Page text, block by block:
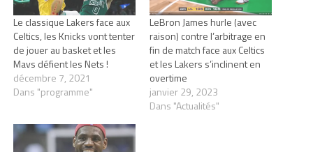
Le classique Lakers face aux
Celtics, les Knicks vont tenter
de jouer au basket et les
Mavs défient les Nets !
décembre 7, 2021
Dans "programme"
LeBron James hurle (avec
raison) contre l’arbitrage en
fin de match face aux Celtics
et les Lakers s’inclinent en
overtime
janvier 29, 2023
Dans "Actualités"